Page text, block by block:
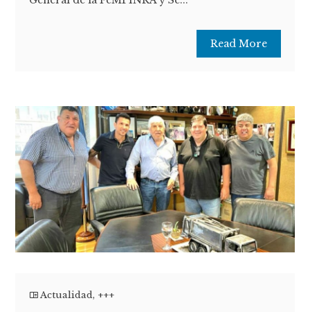
Read More
Actualidad, +++